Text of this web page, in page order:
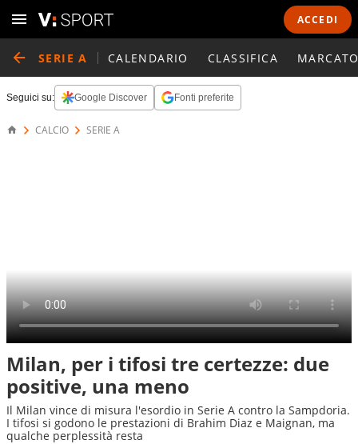
ACCEDI
SERIE A CALENDARIO CLASSIFICA
Seguici su: Google Discover Fonti preferite
CALCIO SERIE A
Milan, per i tifosi tre certezze: due
positive, una meno
Il Milan vince di misura l'esordio in Serie A contro la Sampdoria.
I tifosi si godono le prestazioni di Brahim Diaz e Maignan, ma
qualche perplessità resta